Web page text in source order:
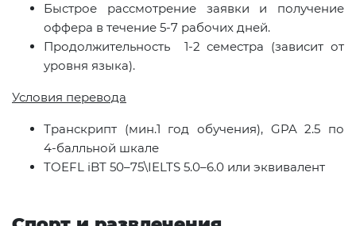
Быстрое рассмотрение заявки и получение
оффера в течение 5-7 рабочих дней.
Продолжительность 1-2 семестра (зависит от
уровня языка).
Условия перевода
Транскрипт (мин.1 год обучения), GPA 2.5 по
4‑балльной шкале
TOEFL iBT 50–75\IELTS 5.0–6.0 или эквивалент